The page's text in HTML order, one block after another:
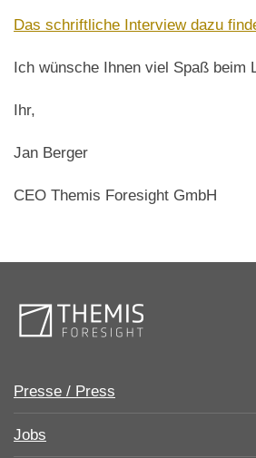
Das schriftliche Interview dazu
Ich wünsche Ihnen viel Spaß beim
Ihr,
Jan Berger
CEO Themis Foresight GmbH
Presse / Press
Jobs